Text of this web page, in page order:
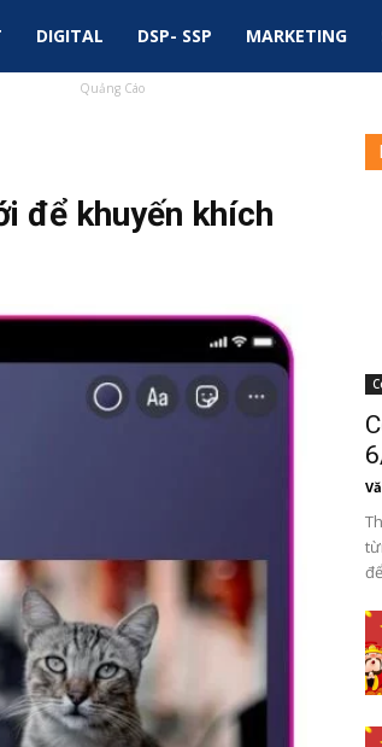
DIGITAL DSP- SSP MARKETING
Quảng Cáo
để khuyến khích